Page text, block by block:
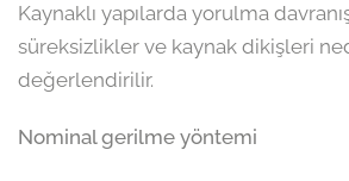
Kaynaklı yapılarda yorulma
süreksizlikler ve kaynak dikişleri
değerlendirilir.
Nominal gerilme yöntemi